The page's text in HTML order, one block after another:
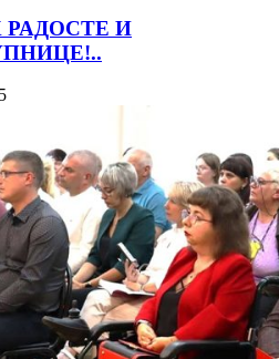
И